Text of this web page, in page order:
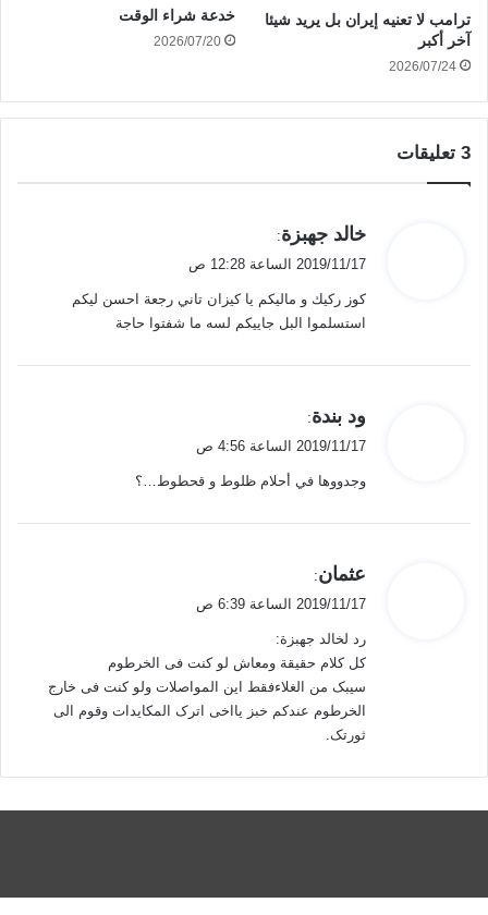
ترامب لا تعنيه إيران بل يريد شيئا
آخر أكبر
2026/07/24
خدعة شراء الوقت
2026/07/20
‫3 تعليقات
ي
ق
ل
خالد جهبزة:
2019/11/17 الساعة 12:28 ص
كوز ركيك و ماليكم يا كيزان تاني رجعة احسن ليكم
استسلموا البل جاييكم لسه ما شفتوا حاجة
ي
ق
ل
ود بندة:
2019/11/17 الساعة 4:56 ص
وجدووها في أحلام ظلوط و قحطوط…؟
ي
ق
ل
عثمان:
2019/11/17 الساعة 6:39 ص
رد لخالد جهبزة:
کل کلام حقیقة ومعاش لو کنت فی الخرطوم
سیبک من الغلاءفقط این المواصلات ولو کنت فی خارج
الخرطوم عندکم خبز یااخی اترک المکایدات وقوم الی
ثورتک.